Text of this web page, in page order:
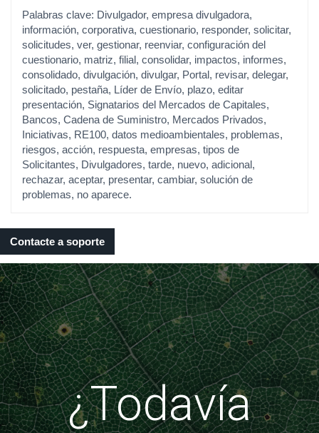
Palabras clave: Divulgador, empresa divulgadora,
información, corporativa, cuestionario, responder, solicitar,
solicitudes, ver, gestionar, reenviar, configuración del
cuestionario, matriz, filial, consolidar, impactos, informes,
consolidado, divulgación, divulgar, Portal, revisar, delegar,
solicitado, pestaña, Líder de Envío, plazo, editar
presentación, Signatarios del Mercados de Capitales,
Bancos, Cadena de Suministro, Mercados Privados,
Iniciativas, RE100, datos medioambientales, problemas,
riesgos, acción, respuesta, empresas, tipos de
Solicitantes, Divulgadores, tarde, nuevo, adicional,
rechazar, aceptar, presentar, cambiar, solución de
problemas, no aparece.
Contacte a soporte
¿Todavía